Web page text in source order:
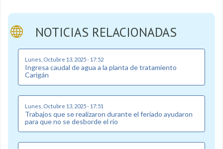
NOTICIAS RELACIONADAS
Lunes, Octubre 13, 2025 - 17:52
Ingresa caudal de agua a la planta de tratamiento
Carigán
Lunes, Octubre 13, 2025 - 17:51
Trabajos que se realizaron durante el feriado ayudaron
para que no se desborde el río